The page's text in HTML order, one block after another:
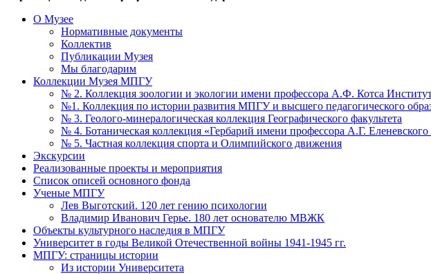
О Музее
Нормативные документы
Коллектив
Публикации Музея
Мы благодарим
Коллекции Музея МПГУ
№ 2. Коллекция зоологии и экологии имени профессора А.Ф. Котса
№1. Коллекция по истории развития МПГУ и высшего педагогического
№ 3. Геолого-минералогическая коллекция Географического факультета
№ 4. Ботаническая коллекция «Гербарий имени профессора А.Г.
№ 5. Частная коллекция спорта и Олимпийского движения
Экскурсии
Реализованные проекты и мероприятия
Список описей основного фонда
Ученые МПГУ
Лев Выготский. 120 лет гению психологии
Владимир Иванович Герье. 180 лет основателю МВЖК
Объекты культурного наследия в МПГУ
Университет в годы Великой Отечественной войны 1941-1945 гг.
МПГУ: страницы истории
Из истории Университета